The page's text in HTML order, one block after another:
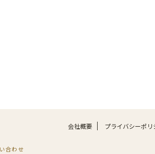
会社概要 プライバシーポリ
合わせ